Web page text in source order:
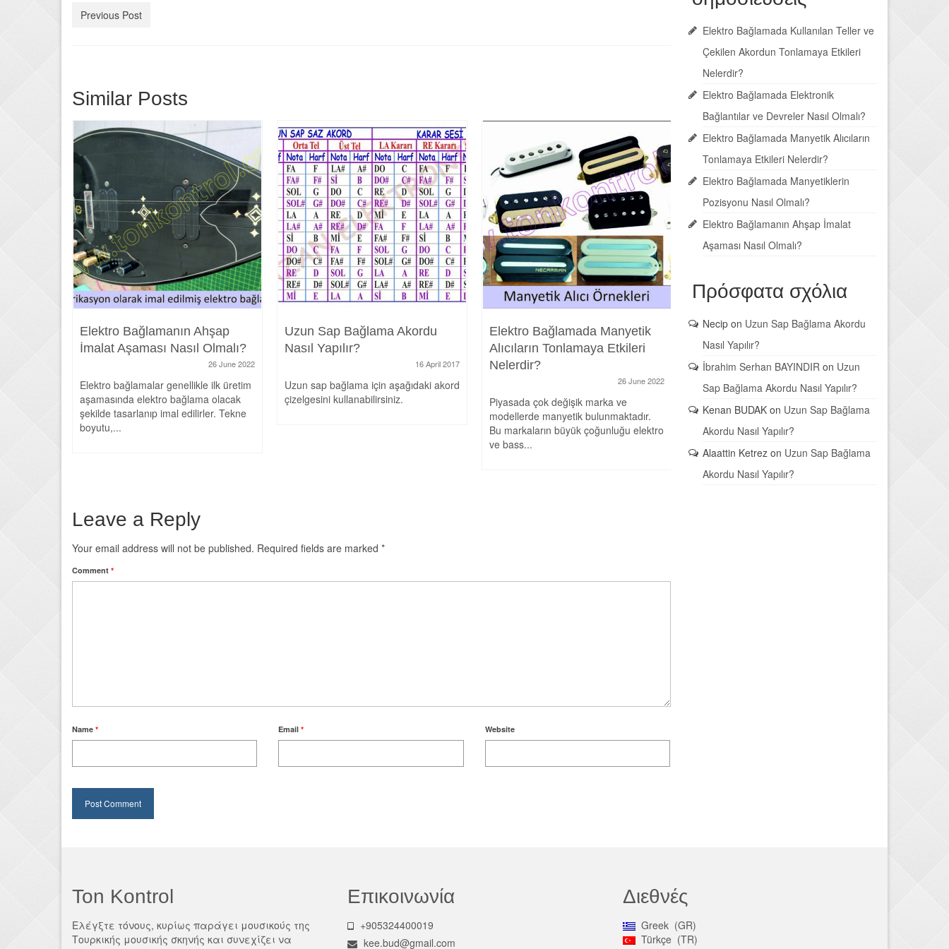
Previous Post
Similar Posts
Elektro Bağlamanın Ahşap
İmalat Aşaması Nasıl Olmalı?
26 June 2022
Elektro bağlamalar genellikle ilk üretim
aşamasında elektro bağlama olacak
şekilde tasarlanıp imal edilirler. Tekne
boyutu,...
Uzun Sap Bağlama Akordu
Nasıl Yapılır?
16 April 2017
Uzun sap bağlama için aşağıdaki akord
çizelgesini kullanabilirsiniz.
Elektro Bağlamada Manyetik
Alıcıların Tonlamaya Etkileri
Nelerdir?
26 June 2022
Piyasada çok değişik marka ve
modellerde manyetik bulunmaktadır.
Bu markaların büyük çoğunluğu elektro
ve bass...
Kısa Sap Bağlama Akordu
Nasıl Yapılır?
16 April 2017
Kısa sap bağlama akordu yaparken
kullanabilirsiniz.
Leave a Reply
Your email address will not be published. Required fields are marked *
Comment *
Name * Email* Website
Elektro Bağlamada Kullanılan Teller ve
Çekilen Akordun Tonlamaya Etkileri
Nelerdir?
Elektro Bağlamada Elektronik
Bağlantılar ve Devreler Nasıl Olmalı?
Elektro Bağlamada Manyetik Alıcıların
Tonlamaya Etkileri Nelerdir?
Elektro Bağlamada Manyetiklerin
Pozisyonu Nasıl Olmalı?
Elektro Bağlamanın Ahşap İmalat
Aşaması Nasıl Olmalı?
Πρόσφατα σχόλια
Necipon Uzun Sap Bağlama Akordu
Nasıl Yapılır?
İbrahim Serhan BAYINDIRon Uzun
Sap Bağlama Akordu Nasıl Yapılır?
Kenan BUDAKon Uzun Sap Bağlama
Akordu Nasıl Yapılır?
Alaattin Ketrezon Uzun Sap Bağlama
Akordu Nasıl Yapılır?
Ton Kontrol
Ελέγξτε τόνους, κυρίως παράγει μουσικούς της
Τουρκικής μουσικής σκηνής και συνεχίζει να
Επικοινωνία
+905324400019
kee.bud@gmail.com
Διεθνές
Greek
GR
Türkçe
TR